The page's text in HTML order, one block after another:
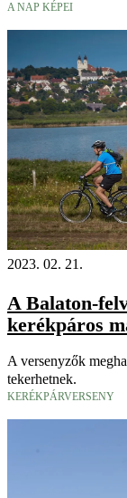
A NAP KÉPEI
2023. 02. 21.
A Balaton-
kerékpáros
A versenyzők
tekerhetnek.
KERÉKPÁRVERSENY